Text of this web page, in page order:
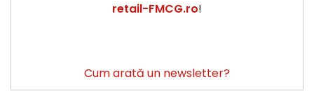
retail-FMCG.ro!
Cum arată un newsletter?